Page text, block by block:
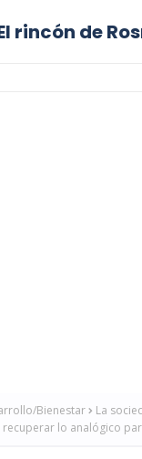
rincón de
Bienestar
La
recuperar lo analógico